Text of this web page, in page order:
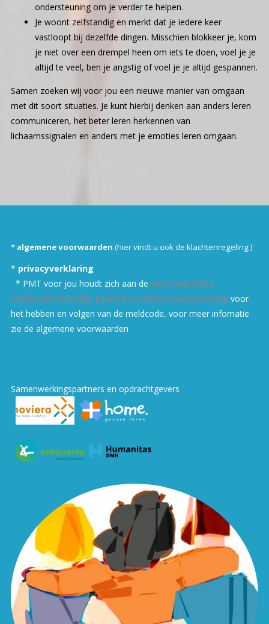
ondersteuning om je verder te helpen.
Je woont zelfstandig en merkt dat je iedere keer
vastloopt bij dezelfde dingen. Misschien blokkeer je, kom
je niet over een drempel heen om iets te doen, voel je je
altijd te veel, ben je angstig of voel je je altijd gespannen.
Samen zoeken wij voor jou een nieuwe manier van omgaan
met dit soort situaties. Je kunt hierbij denken aan anders leren
communiceren, het beter leren herkennen van
lichaamssignalen en anders met je emoties leren omgaan.
* algemene voorwaarden (hier vindt u ook de klachtenregeling)
* privacyverklaring
* PMT voor jou houdt zich aan de wet verplichte
meldcode huiselijk geweld en kindermishandeling voor
het hebben en volgen van de meldcode, voor meer infomatie
zie de algemene voorwaarden
Samenwerkingspartners en opdrachtgevers